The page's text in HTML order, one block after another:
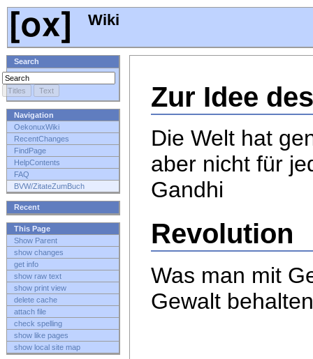
Wiki
Search
Navigation
OekonuxWiki
RecentChanges
FindPage
HelpContents
FAQ
BVW/ZitateZumBuch
Recent
This Page
Show Parent
show changes
get info
show raw text
show print view
delete cache
attach file
check spelling
show like pages
show local site map
Zur Idee
Die Welt hat
aber nicht für
Gandhi
Revolution
Was man mit
Gewalt